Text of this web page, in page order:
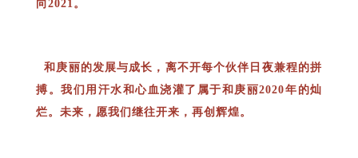
向2021。
和庚丽的发展与成长， 离不开每个伙伴日夜兼程的拼
搏。我们用汗水和心血浇灌了属于和庚丽2020年的灿
烂。 未来，愿我们继往开来，再创辉煌。